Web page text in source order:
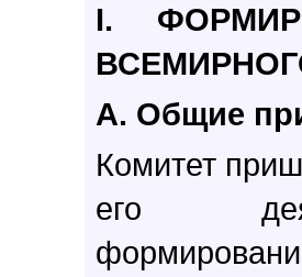
I.
А. Общие
Комитет
его